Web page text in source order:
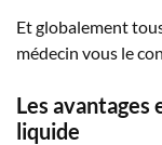
Et globalement
médecin vous le
Les avantages
liquide